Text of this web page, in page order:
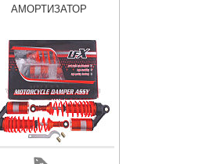
АМОРТИЗАТОР